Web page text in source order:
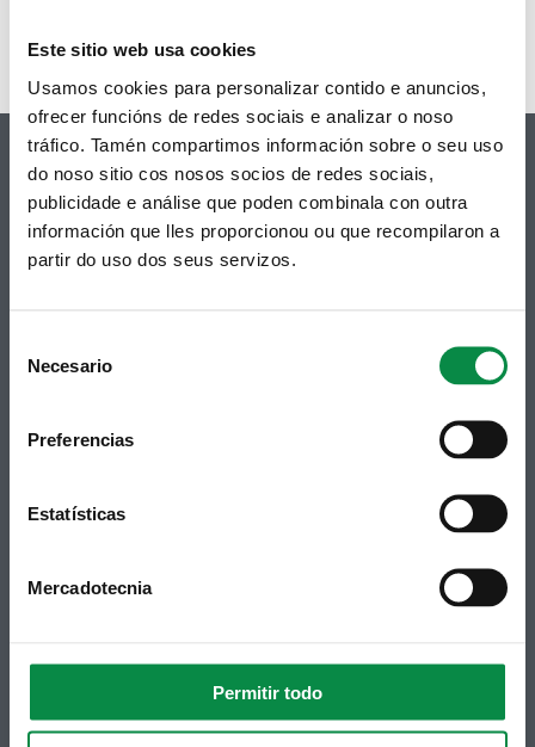
Este sitio web usa cookies
Usamos cookies para personalizar contido e anuncios,
ofrecer funcións de redes sociais e analizar o noso
tráfico. Tamén compartimos información sobre o seu uso
do noso sitio cos nosos socios de redes sociais,
publicidade e análise que poden combinala con outra
información que lles proporcionou ou que recompilaron a
partir do uso dos seus servizos.
Selection
Necesario
Preferencias
Estatísticas
Mercadotecnia
Permitir todo
© Concello de Ames
Praza do Concello, 2 |15220
municipal en tu correo electrónico mediante una